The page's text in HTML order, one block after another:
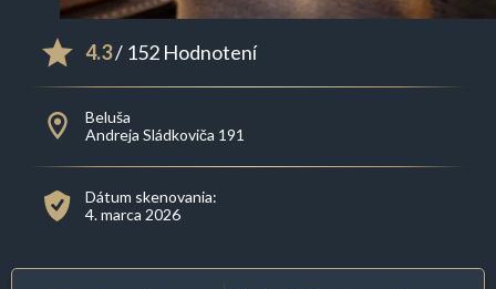
4.3/ 152 Hodnotení
Beluša
Andreja Sládkoviča 191
Dátum skenovania:
4. marca 2026